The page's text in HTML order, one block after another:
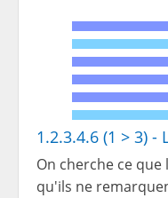
1.2.3.4.6 (1 > 3) -
On cherche ce
qu'ils ne